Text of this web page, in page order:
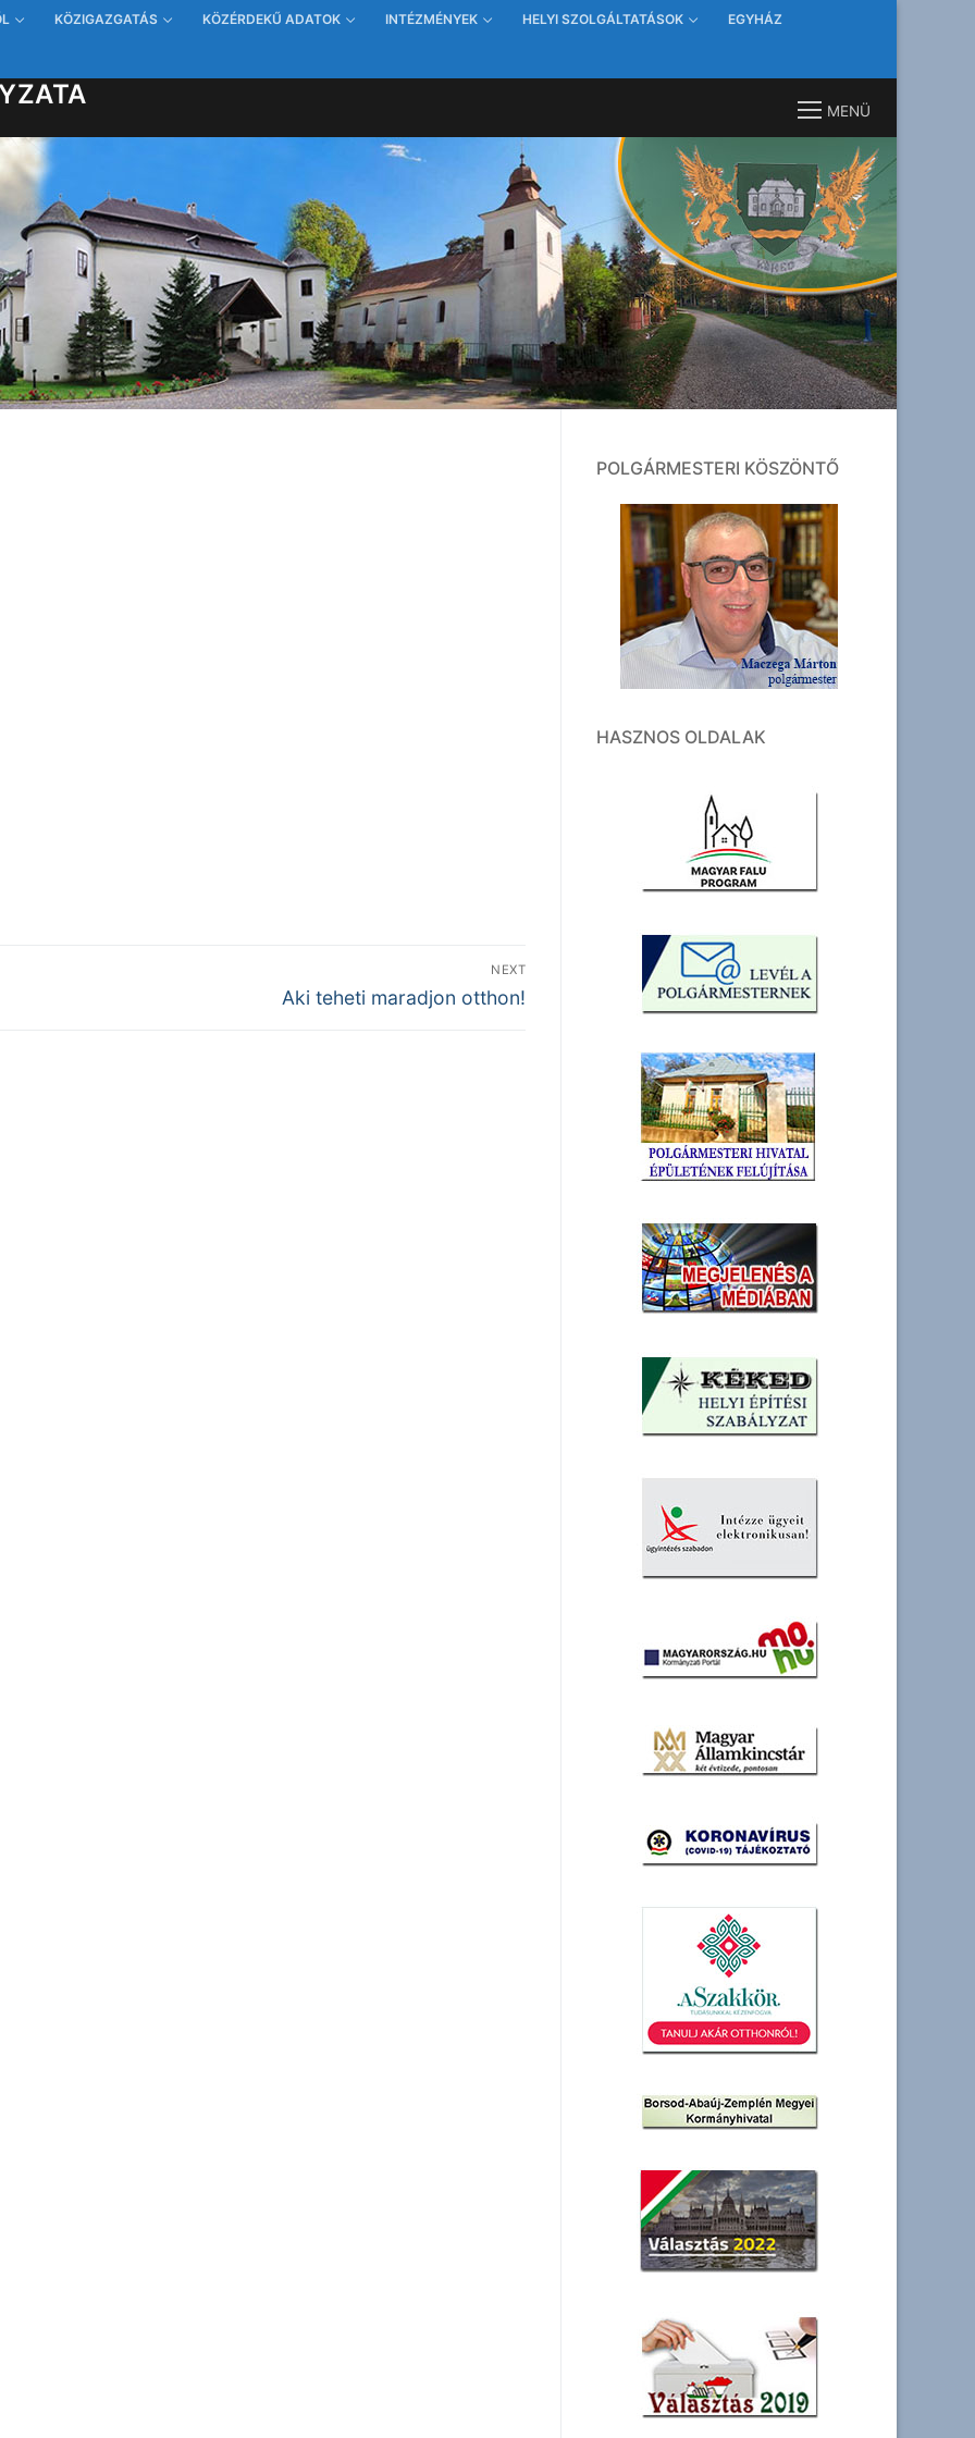
KÖZIGAZGATÁS KÖZÉRDEKŰ ADATOK INTÉZMÉNYEK HELYI SZOLGÁLTATÁSOK EGYHÁZ
MENÜ
NEXT
Next
Aki teheti maradjon otthon!
POLGÁRMESTERI KÖSZÖNTŐ
HASZNOS OLDALAK